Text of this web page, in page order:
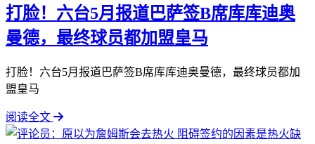
打脸！六台5月报道巴萨签B席库库迪奥
曼德，最终球员都加盟皇马
打脸！六台5月报道巴萨签B席库库迪奥曼德，最终球员都加
盟皇马
阅读全文